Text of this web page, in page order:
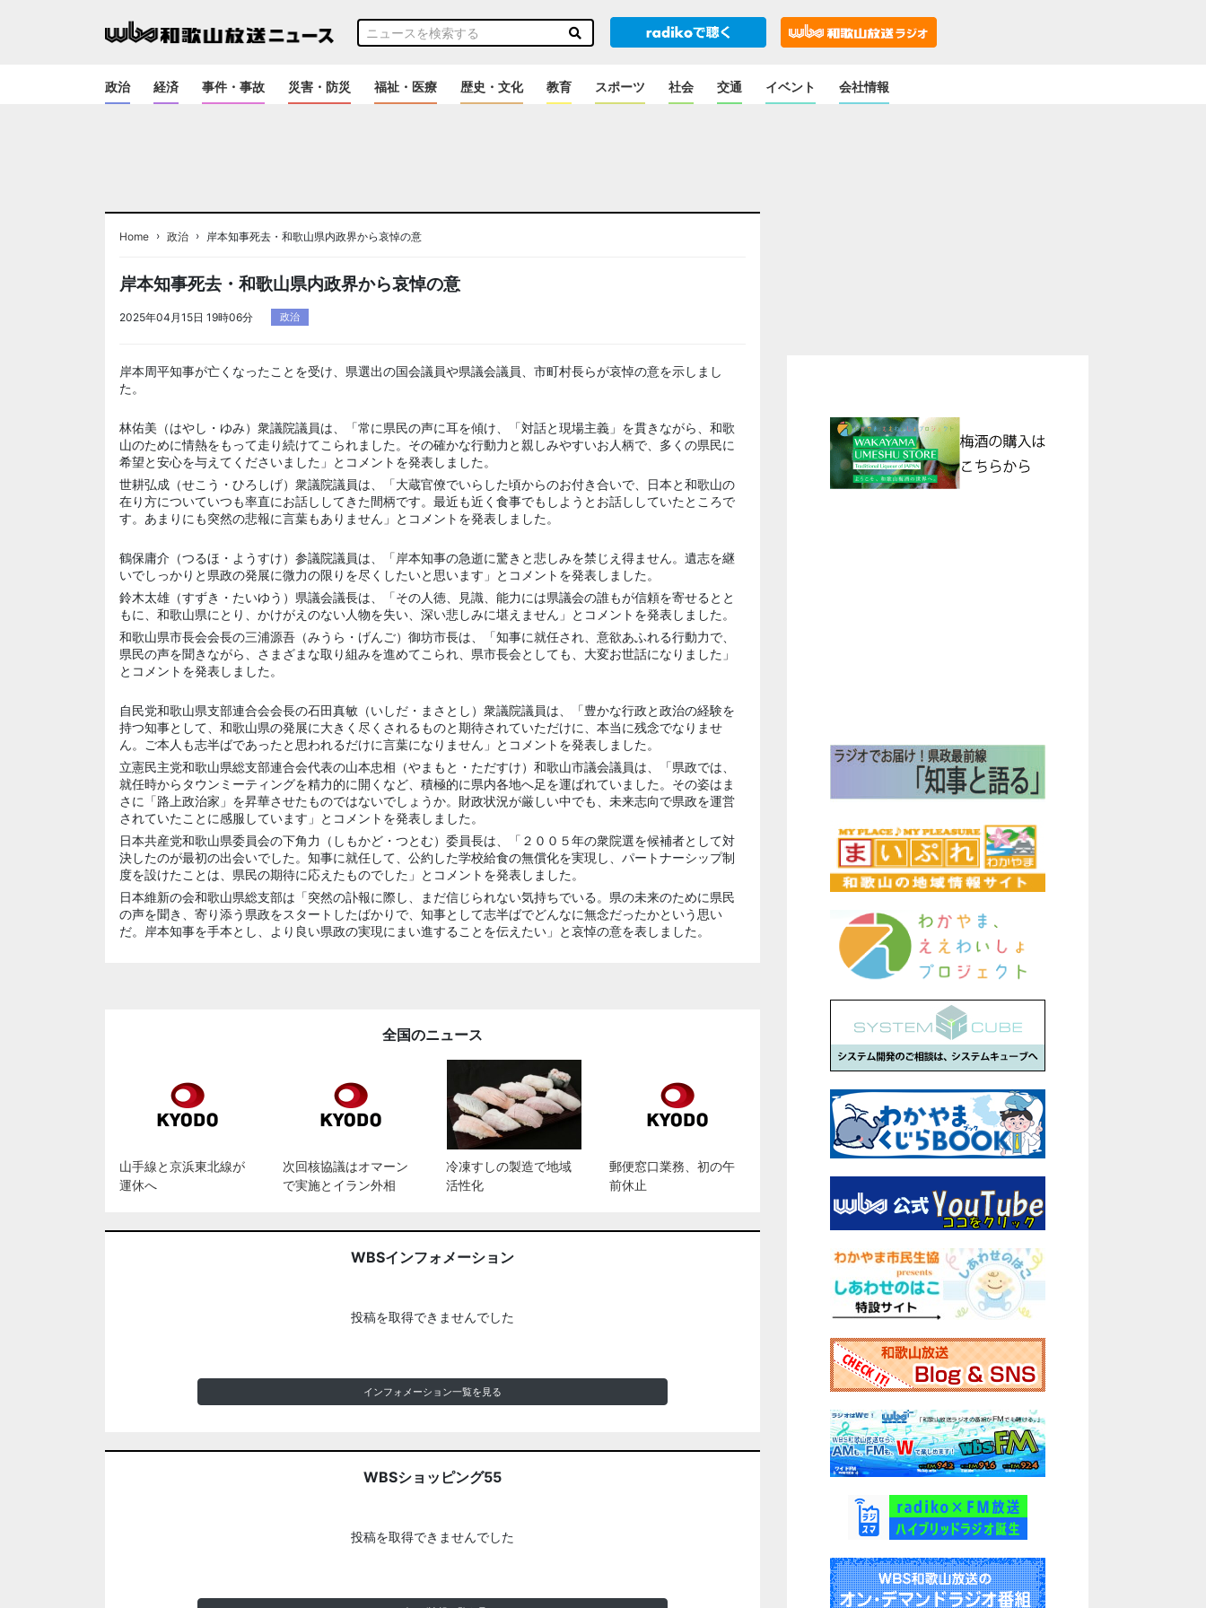
政治 経済 事件・事故 災害・防災 福祉・医療 歴史・文化 教育 スポーツ 社会 交通 イベント 会社情報
Home › 政治 › 岸本知事死去・和歌山県内政界から哀悼の意
岸本知事死去・和歌山県内政界から哀悼の意
2025年04月15日 19時06分 政治
岸本周平知事が亡くなったことを受け、県選出の国会議員や県議会議員、市町村長らが哀悼の意を示しまし
た。
林佑美（はやし・ゆみ）衆議院議員は、「常に県民の声に耳を傾け、「対話と現場主義」を貫きながら、和歌
山のために情熱をもって走り続けてこられました。その確かな行動力と親しみやすいお人柄で、多くの県民に
希望と安心を与えてくださいました」とコメントを発表しました。
世耕弘成（せこう・ひろしげ）衆議院議員は、「大蔵官僚でいらした頃からのお付き合いで、日本と和歌山の
在り方についていつも率直にお話ししてきた間柄です。最近も近く食事でもしようとお話ししていたところで
す。あまりにも突然の悲報に言葉もありません」とコメントを発表しました。
鶴保庸介（つるほ・ようすけ）参議院議員は、「岸本知事の急逝に驚きと悲しみを禁じえ得ません。遺志を継
いでしっかりと県政の発展に微力の限りを尽くしたいと思います」とコメントを発表しました。
鈴木太雄（すずき・たいゆう）県議会議長は、「その人徳、見識、能力には県議会の誰もが信頼を寄せるとと
もに、和歌山県にとり、かけがえのない人物を失い、深い悲しみに堪えません」とコメントを発表しました。
和歌山県市長会会長の三浦源吾（みうら・げんご）御坊市長は、「知事に就任され、意欲あふれる行動力で、
県民の声を聞きながら、さまざまな取り組みを進めてこられ、県市長会としても、大変お世話になりました」
とコメントを発表しました。
自民党和歌山県支部連合会会長の石田真敏（いしだ・まさとし）衆議院議員は、「豊かな行政と政治の経験を
持つ知事として、和歌山県の発展に大きく尽くされるものと期待されていただけに、本当に残念でなりませ
ん。ご本人も志半ばであったと思われるだけに言葉になりません」とコメントを発表しました。
立憲民主党和歌山県総支部連合会代表の山本忠相（やまもと・ただすけ）和歌山市議会議員は、「県政では、
就任時からタウンミーティングを精力的に開くなど、積極的に県内各地へ足を運ばれていました。その姿はま
さに「路上政治家」を昇華させたものではないでしょうか。財政状況が厳しい中でも、未来志向で県政を運営
されていたことに感服しています」とコメントを発表しました。
日本共産党和歌山県委員会の下角力（しもかど・つとむ）委員長は、「２００５年の衆院選を候補者として対
決したのが最初の出会いでした。知事に就任して、公約した学校給食の無償化を実現し、パートナーシップ制
度を設けたことは、県民の期待に応えたものでした」とコメントを発表しました。
日本維新の会和歌山県総支部は「突然の訃報に際し、まだ信じられない気持ちでいる。県の未来のために県民
の声を聞き、寄り添う県政をスタートしたばかりで、知事として志半ばでどんなに無念だったかという思い
だ。岸本知事を手本とし、より良い県政の実現にまい進することを伝えたい」と哀悼の意を表しました。
全国のニュース
山手線と京浜東北線が
運休へ
次回核協議はオマーン
で実施とイラン外相
冷凍すしの製造で地域
活性化
郵便窓口業務、初の午
前休止
WBSインフォメーション
投稿を取得できませんでした
インフォメーション一覧を見る
WBSショッピング55
投稿を取得できませんでした